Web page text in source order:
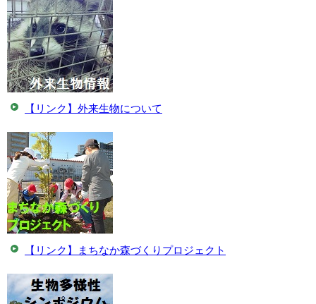
【リンク】外来生物について
【リンク】まちなか森づくりプロジェクト